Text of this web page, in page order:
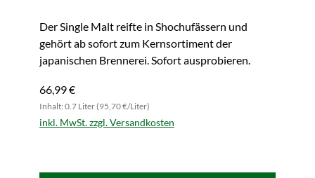
Der Single Malt reifte in Shochufässern und
gehört ab sofort zum Kernsortiment der
japanischen Brennerei. Sofort ausprobieren.
66,99 €
Inhalt: 0.7 Liter (95,70 €/Liter)
inkl. MwSt. zzgl. Versandkosten